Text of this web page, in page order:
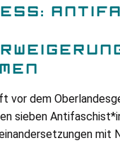
vor dem
sieben
mit